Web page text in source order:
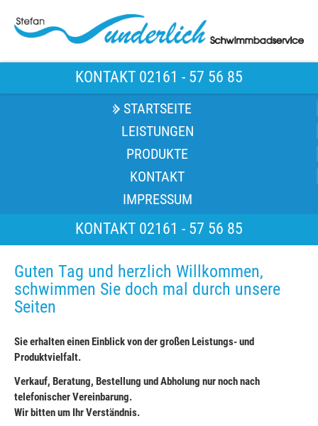
KONTAKT 02161 - 57 56 85
STARTSEITE
LEISTUNGEN
PRODUKTE
KONTAKT
IMPRESSUM
KONTAKT 02161 - 57 56 85
Guten Tag und herzlich Willkommen,
schwimmen Sie doch mal durch unsere
Seiten
Sie erhalten einen Einblick von der großen Leistungs- und
Produktvielfalt.
Verkauf, Beratung, Bestellung und Abholung nur noch nach
telefonischer Vereinbarung.
Wir bitten um Ihr Verständnis.